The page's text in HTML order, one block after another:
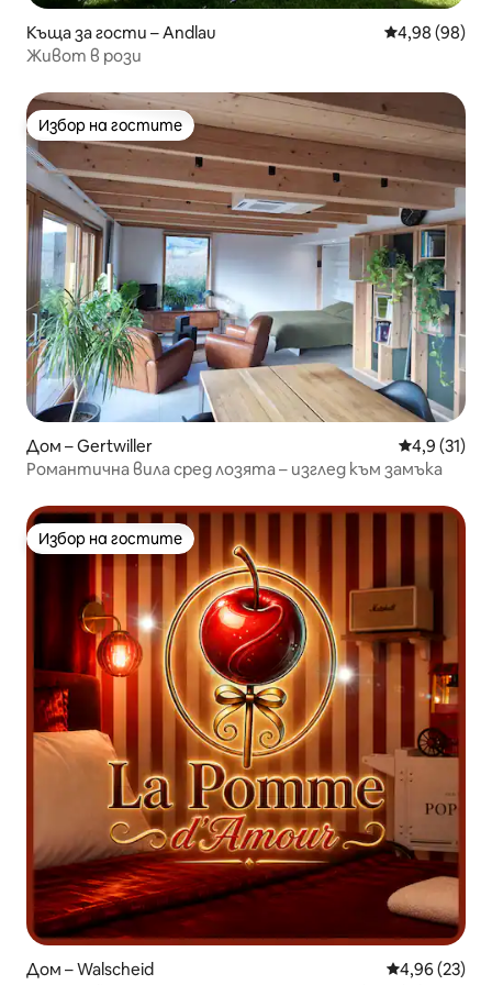
Къща за гости – Andlau Средна
4,98 (98)
Живот в рози
Избор на гостите
Избор на гостите
Дом – Gertwiller Средна
4,9 (31)
Романтична вила сред лозята – изглед към замъка
Избор на гостите
Избор на гостите
Дом – Walscheid Средна
4,96 (23)